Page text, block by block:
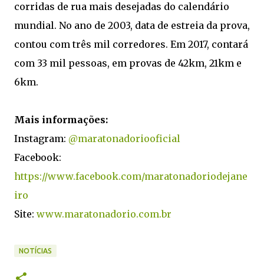
corridas de rua mais desejadas do calendário
mundial. No ano de 2003, data de estreia da prova,
contou com três mil corredores. Em 2017, contará
com 33 mil pessoas, em provas de 42km, 21km e
6km.
Mais informações:
Instagram: @maratonadoriooficial
Facebook:
https://www.facebook.com/maratonadoriodejane
iro
Site: www.maratonadorio.com.br
NOTÍCIAS